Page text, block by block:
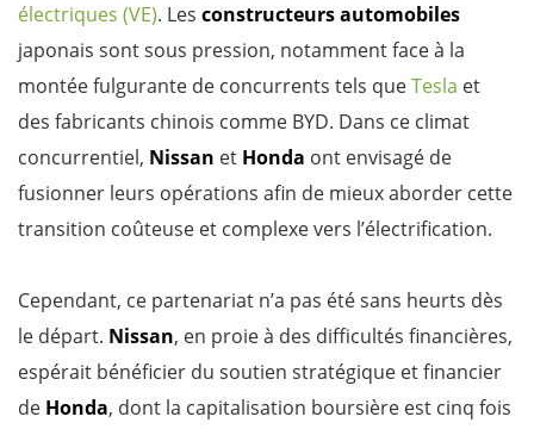
électriques (VE). Les constructeurs automobiles
japonais sont sous pression, notamment face à la
montée fulgurante de concurrents tels queTesla et
des fabricants chinois comme BYD. Dans ce climat
concurrentiel, Nissan et Honda ont envisagé de
fusionner leurs opérations afin de mieux aborder cette
transition coûteuse et complexe vers l’électrification.
Cependant, ce partenariat n’a pas été sans heurts dès
le départ. Nissan, en proie à des difficultés financières,
espérait bénéficier du soutien stratégique et financier
de Honda, dont la capitalisation boursière est cinq fois